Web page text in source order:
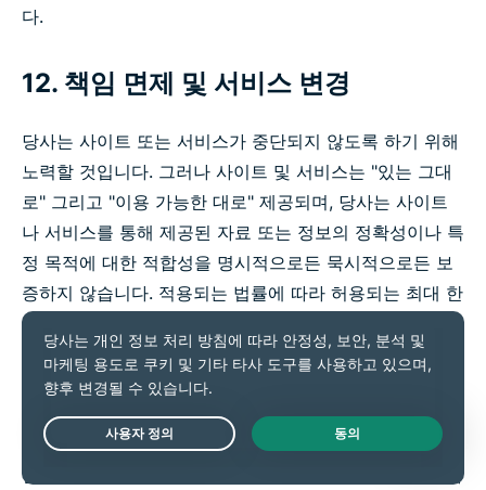
다.
12. 책임 면제 및 서비스 변경
당사는 사이트 또는 서비스가 중단되지 않도록 하기 위해
노력할 것입니다. 그러나 사이트 및 서비스는 "있는 그대
로" 그리고 "이용 가능한 대로" 제공되며, 당사는 사이트
나 서비스를 통해 제공된 자료 또는 정보의 정확성이나 특
정 목적에 대한 적합성을 명시적으로든 묵시적으로든 보
증하지 않습니다. 적용되는 법률에 따라 허용되는 최대 한
도 내에서 당사는 상품성 또는 특정 목적에 대한 적합성
또는 비침해를 포함하되 이에 국한되지 않고 명시적이든
묵시적이든 모든 종류의 보증을 명시적으로 부인합니다.
당사는 서비스가 귀하의 요구 사항을 충족하거나, 중단되
지 않거나, 시기 적절하거나, 안전하거나, 오류가 없거나,
결함이 있는 경우 수정될 것임을 보증하지 않습니다. 귀하
Live Chat